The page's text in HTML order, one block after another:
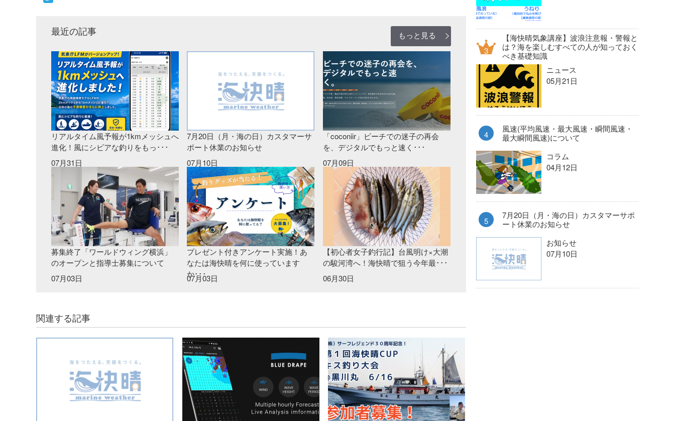
最近の記事 もっと見る
リアルタイム風予報が1kmメッシュへ
進化！風にシビアな釣りをもっ･･･
07月31日
7月20日（月・海の日）カスタマーサ
ポート休業のお知らせ
07月10日
「coconiir」ビーチでの迷子の再会
を、デジタルでもっと速く･･･
07月09日
募集終了「ワールドウィング横浜」
のオープンと指導士募集について
07月03日
プレゼント付きアンケート実施！あ
なたは海快晴を何に使っています
か･･･
07月03日
【初心者女子釣行記】台風明け×大潮
の駿河湾へ！海快晴で狙う今年最･･･
06月30日
関連する記事
【海快晴気象講座】波浪注意報・警報と
は？海を楽しむすべての人が知っておく
べき基礎知識
ニュース
05月21日
風速(平均風速・最大風速・瞬間風速・
最大瞬間風速)について
コラム
04月12日
7月20日（月・海の日）カスタマーサポ
ート休業のお知らせ
お知らせ
07月10日